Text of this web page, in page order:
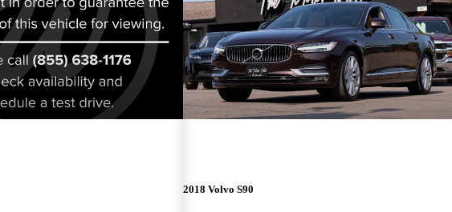
2018 Volvo S90